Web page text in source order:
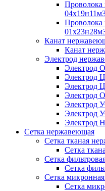
Проволока
Проволока
Канат
Канат
Электрод
Электрод
Электрод
Электрод
Электрод
Электрод
Электрод
Электрод
Сетка нержавеющая
Сетка тканая
Сетка
Сетка
Сетка
Сетка
Сетка